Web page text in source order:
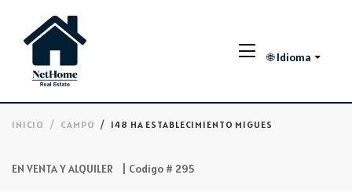
🌐 Idioma
INICIO CAMPO 148 HA ESTABLECIMIENTO MIGUES
EN VENTA Y ALQUILER | Codigo # 295